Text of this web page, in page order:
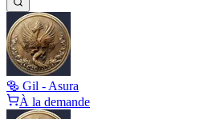
🥯 Gil - Asura
À la demande